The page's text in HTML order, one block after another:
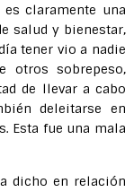
claramente una
salud y bienestar,
tener vio a nadie
otros sobrepeso,
de llevar a cabo
deleitarse en
Esta fue una mala
dicho en relación